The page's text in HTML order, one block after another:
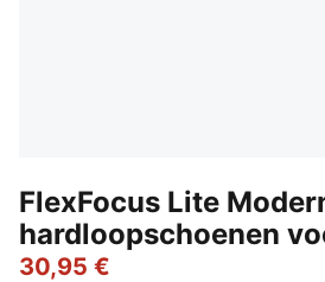
FlexFocus Lite
hardloopschoenen
30,95 €